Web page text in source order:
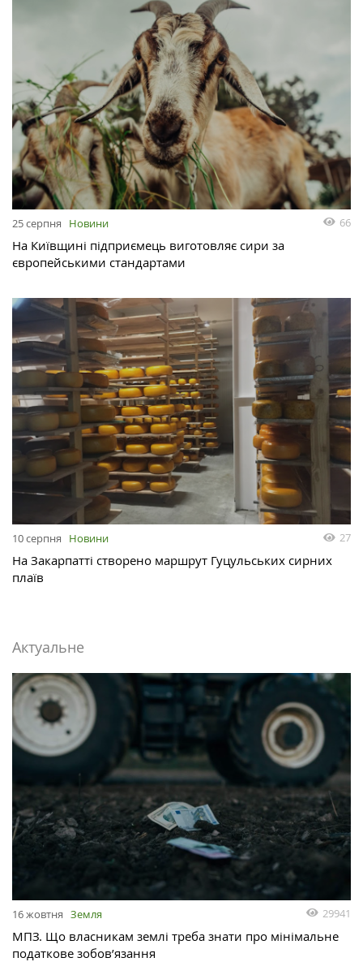
25 серпня Новини 66
На Київщині підприємець виготовляє сири за
європейськими стандартами
10 серпня Новини 27
На Закарпатті створено маршрут Гуцульських сирних
плаїв
Актуальне
16 жовтня Земля 29941
МПЗ. Що власникам землі треба знати про мінімальне
податкове зобов’язання